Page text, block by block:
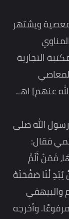
ويشتهر
(5/ 11، ط. المكتبة التجارية
عنهم] اهـ.
الله صلى
فقال:
فَمَنْ أَلَمَّ
يُبْدِ لْنَا صَفْحَتَهُ
والبيهقي
وأخرجه